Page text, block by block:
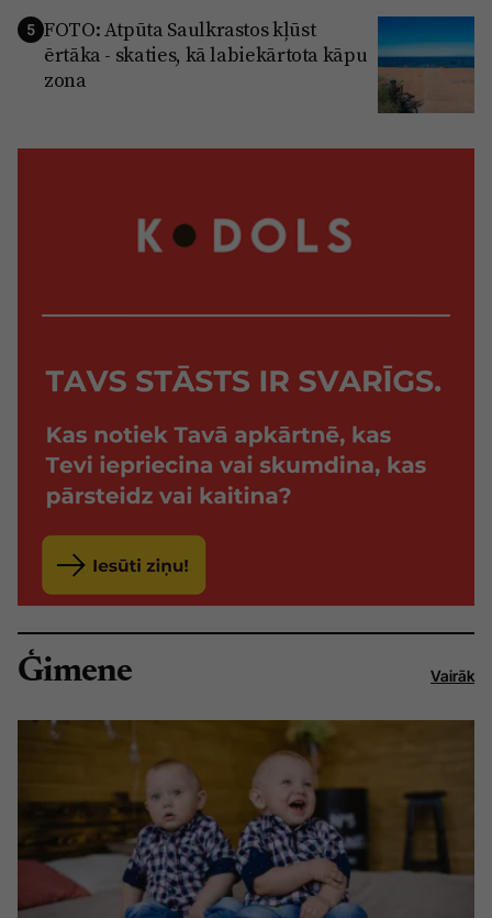
5 FOTO: Atpūta Saulkrastos kļūst
ērtāka - skaties, kā labiekārtota kāpu
zona
Ģimene Vairāk